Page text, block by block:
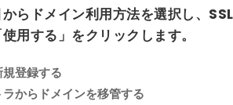
らドメイン利用方法を選択し、
使用する」 をクリックします。
規登録する
からドメインを移管する